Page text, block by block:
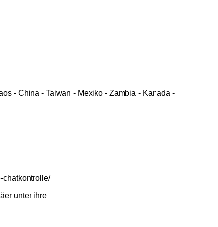
- China - Taiwan - Mexiko - Zambia - Kanada -
chatkontrolle/
unter ihre